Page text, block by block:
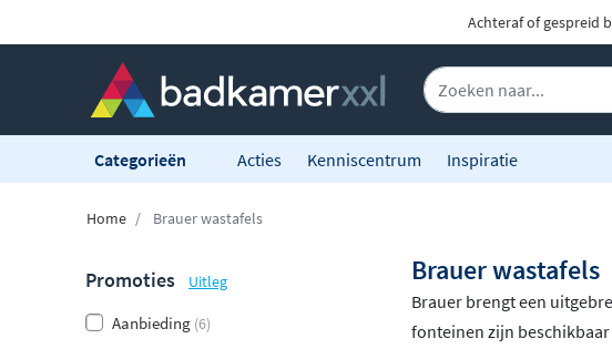
Achteraf of gespreid
Categorieën Acties Kenniscentrum Inspiratie
Home Brauer wastafels
Promoties Uitleg
Aanbieding (6)
Brauer wastafels
Brauer brengt een
fonteinen zijn